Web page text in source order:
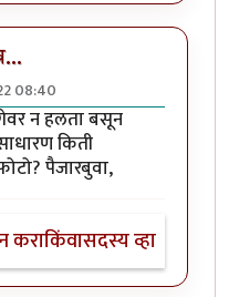
08:40
न हलता बसून
किती
पैजारबुवा,
कराकिंवासदस्य व्हा